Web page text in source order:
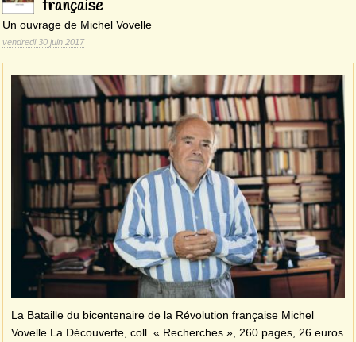
française
Un ouvrage de Michel Vovelle
vendredi 30 juin 2017
La Bataille du bicentenaire de la Révolution française Michel
Vovelle La Découverte, coll. « Recherches », 260 pages, 26 euros